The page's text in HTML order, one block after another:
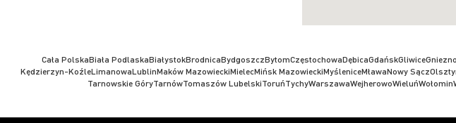
Cała PolskaBiała PodlaskaBiałystokBrodnicaBydgoszczBytomCzęstochowaDębicaGdańskGliwiceGniezno
Kędzierzyn-KoźleLimanowaLublinMaków MazowieckiMielecMińsk MazowieckiMyśleniceMławaNowy Sącz
Tarnowskie GóryTarnówTomaszów LubelskiToruńTychyWarszawaWejherowoWieluńWołomin